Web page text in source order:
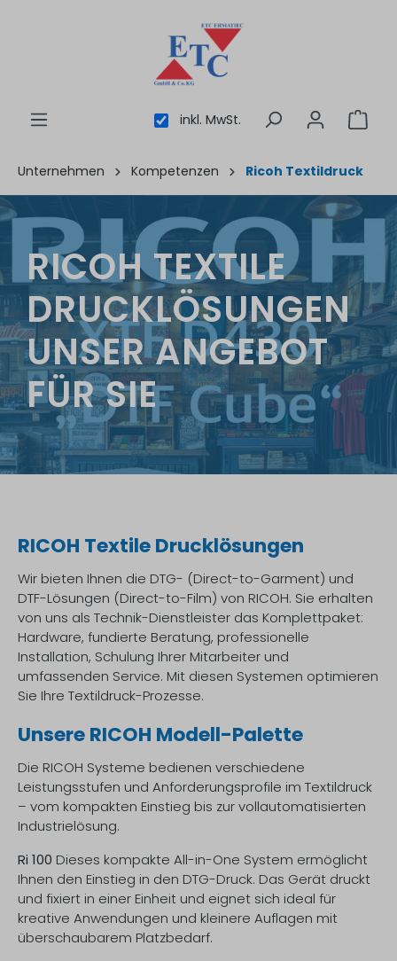
inkl. MwSt.
Unternehmen Kompetenzen Ricoh Textildruck
RICOH TEXTILE
DRUCKLÖSUNGEN
UNSER ANGEBOT
FÜR SIE
RICOH Textile Drucklösungen
Wir bieten Ihnen die DTG- (Direct-to-Garment) und
DTF-Lösungen (Direct-to-Film) von RICOH. Sie erhalten
von uns als Technik-Dienstleister das Komplettpaket:
Hardware, fundierte Beratung, professionelle
Installation, Schulung Ihrer Mitarbeiter und
umfassenden Service. Mit diesen Systemen optimieren
Sie Ihre Textildruck-Prozesse.
Unsere RICOH Modell-Palette
Die RICOH Systeme bedienen verschiedene
Leistungsstufen und Anforderungsprofile im Textildruck
– vom kompakten Einstieg bis zur vollautomatisierten
Industrielösung.
Ri 100 Dieses kompakte All-in-One System ermöglicht
Ihnen den Einstieg in den DTG-Druck. Das Gerät druckt
und fixiert in einer Einheit und eignet sich ideal für
kreative Anwendungen und kleinere Auflagen mit
überschaubarem Platzbedarf.